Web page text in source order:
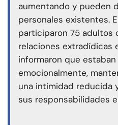
aumentando y pueden
personales existentes.
participaron 75 adultos
relaciones extradídicas
informaron que
emocionalmente,
una intimidad reducida
sus responsabilidades